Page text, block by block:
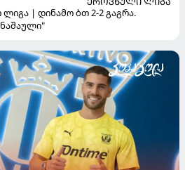
| დინამო ბთ 2-2 გაგრა.